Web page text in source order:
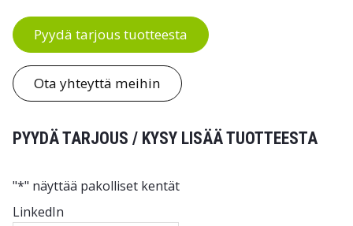
Pyydä tarjous tuotteesta
Ota yhteyttä meihin
PYYDÄ TARJOUS / KYSY LISÄÄ TUOTTEESTA
"*" näyttää pakolliset kentät
LinkedIn